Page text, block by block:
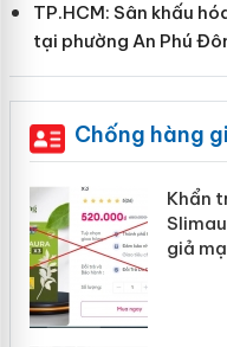
TP.HCM: Sân khấu
tại phường An Phú
Chống hàng
Khẩn
giả